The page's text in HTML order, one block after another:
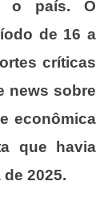
o país. O
de 16 a
críticas
news sobre
econômica
que havia
2025.